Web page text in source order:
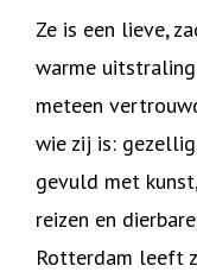
Ze is een lieve,
warme
meteen
wie zij is:
gevuld met
reizen en
Rotterdam leeft